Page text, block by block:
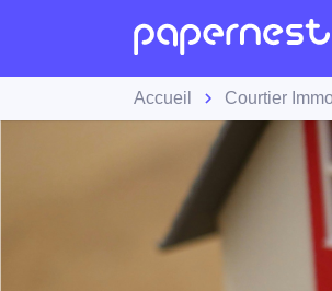
Accueil Courtier